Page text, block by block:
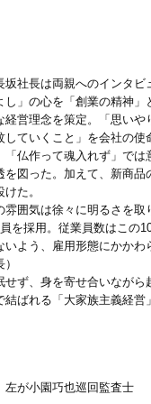
社長は両親へのインタ
」の心を「創業の精神
営理念を策定。「思い
ていくこと」を会社の使
仏作って魂入れず」で
図った。加えて、新商
た。
囲気は徐々に明るさを
を採用。従業員数はこの
いよう、雇用形態にかか
ず、身を寄せ合いなが
ばれる「大家族主義経
左が小園巧也巡回監査士